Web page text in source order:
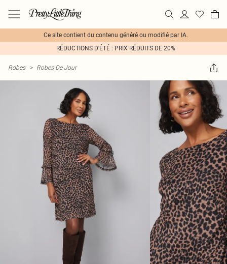
Ce site contient du contenu généré ou modifié par IA.
RÉDUCTIONS D'ÉTÉ : PRIX RÉDUITS DE 20%
Robes > Robes De Jour